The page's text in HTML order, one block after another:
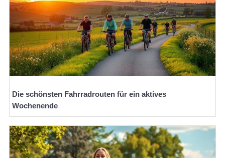
Die schönsten Fahrradrouten für ein aktives
Wochenende